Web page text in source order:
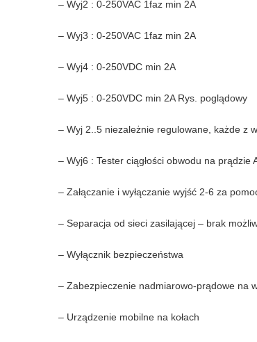
– Wyj2 : 0-250VAC 1faz min 2A
– Wyj3 : 0-250VAC 1faz min 2A
– Wyj4 : 0-250VDC min 2A
– Wyj5 : 0-250VDC min 2A Rys. poglądowy
– Wyj 2..5 niezależnie regulowane, każde z
– Wyj6 : Tester ciągłości obwodu na
– Załączanie i wyłączanie wyjść 2-6 za
– Separacja od sieci zasilającej – brak
– Wyłącznik bezpieczeństwa
– Zabezpieczenie nadmiarowo-prądowe na
– Urządzenie mobilne na kołach